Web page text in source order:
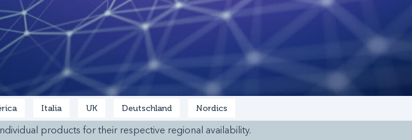
Italia UK Deutschland Nordics
products for their respective regional availability.